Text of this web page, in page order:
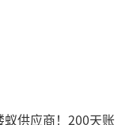
供应商！200天账